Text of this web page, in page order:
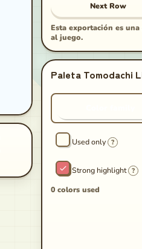
Next Row
Esta exportación es
al juego.
Paleta Tomodachi
Used only ?
Strong highlight ?
0 colors used